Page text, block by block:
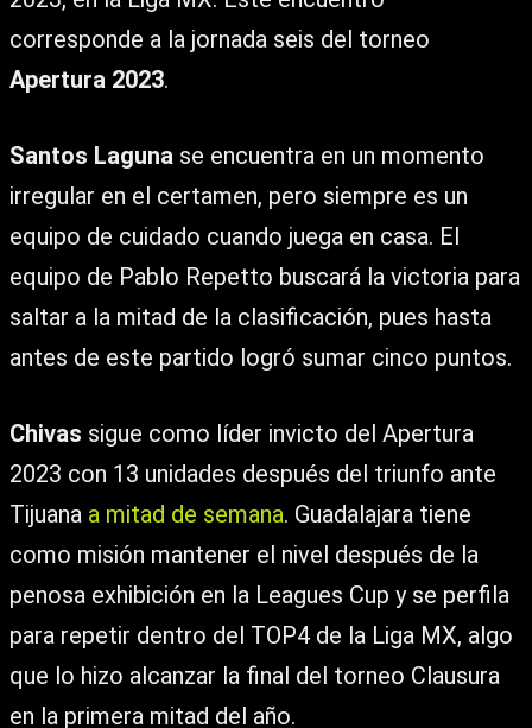
corresponde a la jornada seis del torneo
Apertura 2023.
Santos Laguna se encuentra en un momento
irregular en el certamen, pero siempre es un
equipo de cuidado cuando juega en casa. El
equipo de Pablo Repetto buscará la victoria para
saltar a la mitad de la clasificación, pues hasta
antes de este partido logró sumar cinco puntos.
Chivas sigue como líder invicto del Apertura
2023 con 13 unidades después del triunfo ante
Tijuana a mitad de semana. Guadalajara tiene
como misión mantener el nivel después de la
penosa exhibición en la Leagues Cup y se perfila
para repetir dentro del TOP4 de la Liga MX, algo
que lo hizo alcanzar la final del torneo Clausura
en la primera mitad del año.